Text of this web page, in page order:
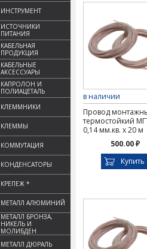
ИНСТРУМЕНТ
ИСТОЧНИКИ
ПИТАНИЯ
КАБЕЛЬНАЯ
ПРОДУКЦИЯ
КАБЕЛЬНЫЕ
АКСЕССУАРЫ
КАПРОЛОН И
ПОЛИАЦЕТАЛЬ
КЛЕММНИКИ
КЛЕММЫ
КОММУТАЦИЯ
КОНДЕНСАТОРЫ
КРЕПЕЖ *
МЕТАЛЛ АЛЮМИНИЙ
МЕТАЛЛ БРОНЗА,
НИКЕЛЬ И
МОЛИБДЕН
МЕТАЛЛ ДЮРАЛЬ
в наличии
Провод
термостойкий
0,14 мм.кв. х 20 м
500.00 ₽
Купить